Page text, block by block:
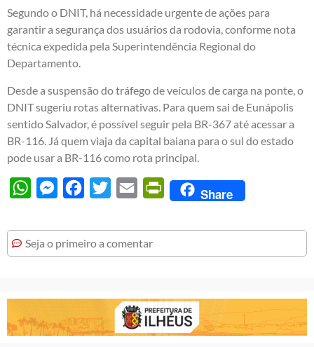
Segundo o DNIT, há necessidade urgente de ações para
garantir a segurança dos usuários da rodovia, conforme nota
técnica expedida pela Superintendência Regional do
Departamento.
Desde a suspensão do tráfego de veículos de carga na ponte, o
DNIT sugeriu rotas alternativas. Para quem sai de Eunápolis
sentido Salvador, é possível seguir pela BR-367 até acessar a
BR-116. Já quem viaja da capital baiana para o sul do estado
pode usar a BR-116 como rota principal.
WhatsAppMessengerFacebook
Twitter Email PrintFriendly
Share
Seja o primeiro a comentar